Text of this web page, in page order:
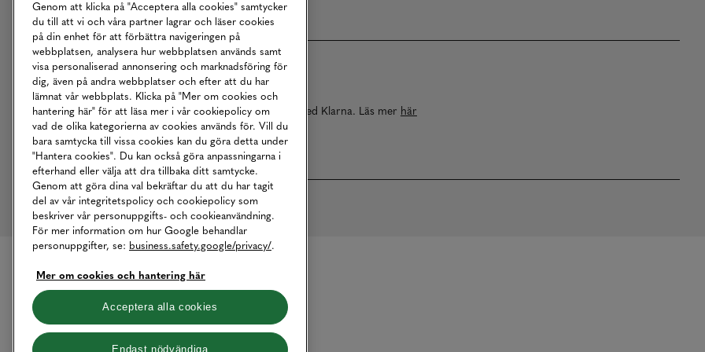
Betalningar online sköts i samarbete med Klarna. Läs mer här
Genom att klicka på "Acceptera alla cookies" samtycker
du till att vi och våra partner lagrar och läser cookies
på din enhet för att förbättra navigeringen på
webbplatsen, analysera hur webbplatsen används samt
visa personaliserad annonsering och marknadsföring för
dig, även på andra webbplatser och efter att du har
lämnat vår webbplats. Klicka på "Mer om cookies och
hantering här" för att läsa mer i vår cookiepolicy om
vad de olika kategorierna av cookies används för. Vill du
bara samtycka till vissa cookies kan du göra detta under
"Hantera cookies". Du kan också göra anpassningarna i
efterhand eller välja att dra tillbaka ditt samtycke.
Genom att göra dina val bekräftar du att du har tagit
del av vår integritetspolicy och cookiepolicy som
beskriver vår personuppgifts- och cookieanvändning.
För mer information om hur Google behandlar
personuppgifter, se: business.safety.google/privacy/.
Mer om cookies och hantering här
Acceptera alla cookies
Endast nödvändiga